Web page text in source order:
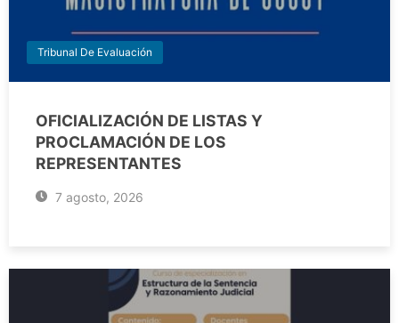
Tribunal De Evaluación
OFICIALIZACIÓN DE LISTAS Y
PROCLAMACIÓN DE LOS
REPRESENTANTES
7 agosto, 2026